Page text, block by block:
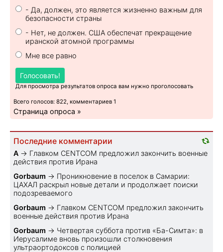
- Да, должен, это является жизненно важным для
безопасности страны
- Нет, не должен. США обеспечат прекращение
иранской атомной программы
Мне все равно
Голосовать!
Для просмотра результатов опроса вам нужно проголосовать
Всего голосов: 822, комментариев 1
Страница опроса »
Последние комментарии
A → Главком CENTCOM предложил закончить военные
действия против Ирана
Gorbaum → Проникновение в поселок в Самарии:
ЦАХАЛ раскрыл новые детали и продолжает поиски
подозреваемого
Gorbaum → Главком CENTCOM предложил закончить
военные действия против Ирана
Gorbaum → Четвертая суббота против «Ба-Симта»: в
Иерусалиме вновь произошли столкновения
ультраортодоксов с полицией